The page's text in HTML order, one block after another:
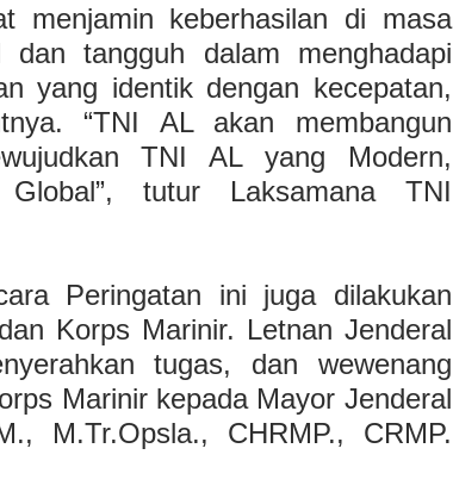
menjamin keberhasilan di masa
tangguh dalam menghadapi
yang identik dengan kecepatan,
“TNI AL akan membangun
TNI AL yang Modern,
Global”, tutur Laksamana TNI
Peringatan ini juga dilakukan
Korps Marinir. Letnan Jenderal
tugas, dan wewenang
Marinir kepada Mayor Jenderal
M.Tr.Opsla., CHRMP., CRMP.